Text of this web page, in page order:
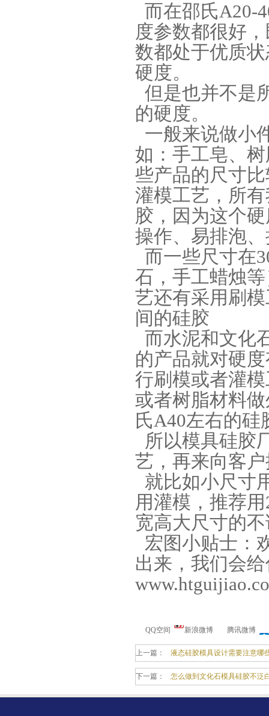
而在邵氏A20-
度参数都很好
数都处于优质
硬度。
但是也并不是
的硬度。
一般来说做小
如：手工皂、
些产品的尺寸
灌模工艺，所
胶，因为这个
操作、易排泡
而一些尺寸在
石，手工蜡烛
艺还有采用刷
间的硅胶
而水泥和文化
的产品就对硬
行刷模或者灌
或者树脂材料
氏A40左右的硅
所以模具硅胶
艺，再来向客
就比如小尺寸
用灌模，推荐
宽高大尺寸的
宏图小贴士：
出来，我们会
QQ空间 新浪微博 腾讯微博
上一篇： 液态硅胶模具设计需要注意哪
下一篇： 怎么做到文化石模具硅胶不泛